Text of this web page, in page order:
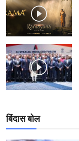
बिंदास बोल